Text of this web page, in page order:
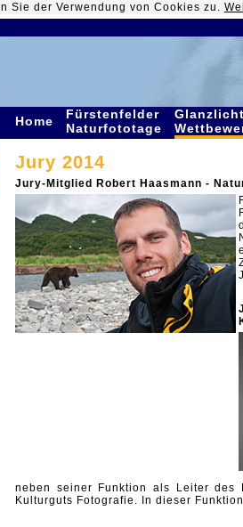
Sie der Verwendung von Cookies zu.
Home
Fürstenfelder
Naturfototage
Jury 2014
Jury-Mitglied Robert Haasmann -
neben seiner Funktion als Leiter des
Kulturguts Fotografie. In dieser